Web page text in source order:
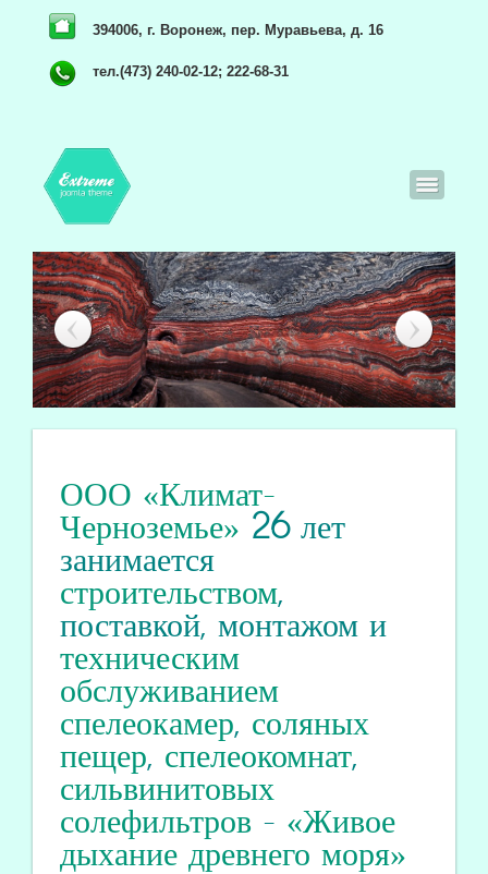
394006, г. Воронеж, пер. Муравьева, д. 16
тел.(473) 240-02-12; 222-68-31
ООО «Климат-
Черноземье» 26лет
занимается
строительством,
поставкой, монтажом и
техническим
обслуживанием
спелеокамер, соляных
пещер, спелеокомнат,
сильвинитовых
солефильтров - «Живое
дыхание древнего моря»